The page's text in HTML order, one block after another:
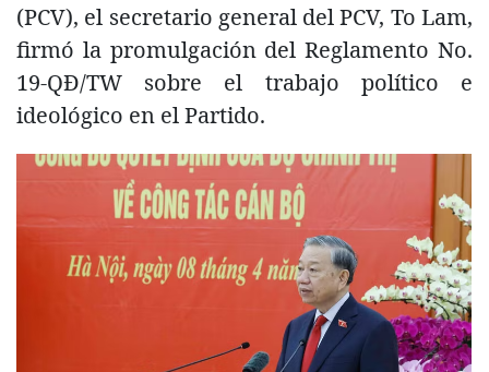
(PCV), el secretario general del PCV, To Lam,
firmó la promulgación del Reglamento No.
19-QĐ/TW sobre el trabajo político e
ideológico en el Partido.